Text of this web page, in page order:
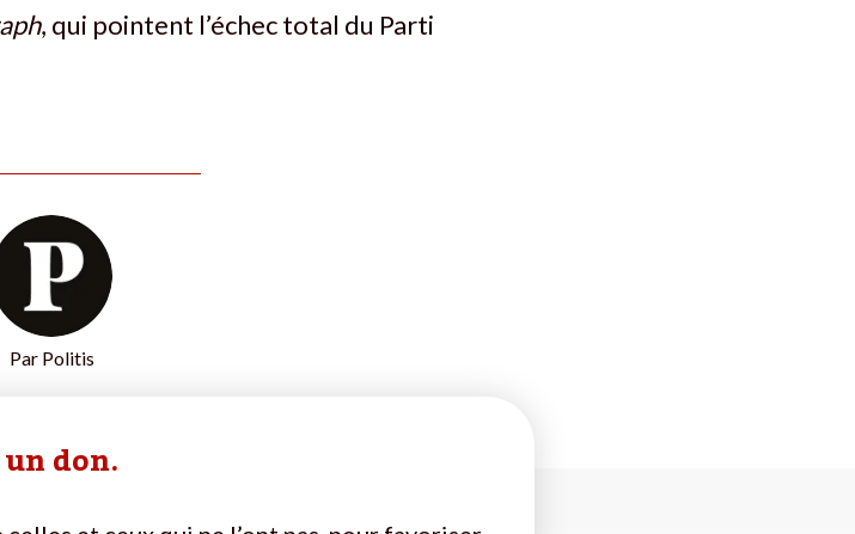
, qui pointent l’échec total du Parti
Par Politis
don.